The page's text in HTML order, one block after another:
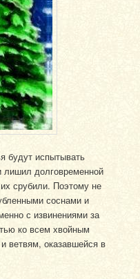
будут испытывать
лишил долговременной
срубили. Поэтому не
соснами и
с извинениями за
ко всем хвойным
ветвям, оказавшейся в